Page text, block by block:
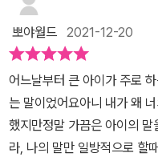
이좋게 지내는 것만 강조합니
가 좋아지는 것이 먼저입니다
하세요. 육아와 마주하는 것
도 합니다. P115 무섭고 두
는 경향이 있습니다. 어른도
두려운 사람은 늘 웃음 띤 얼
지키기 위해 웃는 것입니다.
뽀야월드 2021-12-20
어느날부터 큰 아이가 주로
는 말이었어요아니 내가 왜
했지만정말 가끔은 아이의
라, 나의 말만 일방적으로 할